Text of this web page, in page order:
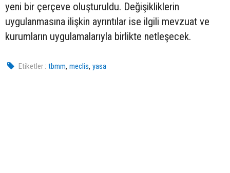
yeni bir çerçeve oluşturuldu. Değişikliklerin
uygulanmasına ilişkin ayrıntılar ise ilgili mevzuat ve
kurumların uygulamalarıyla birlikte netleşecek.
Etiketler : tbmm,meclis,yasa